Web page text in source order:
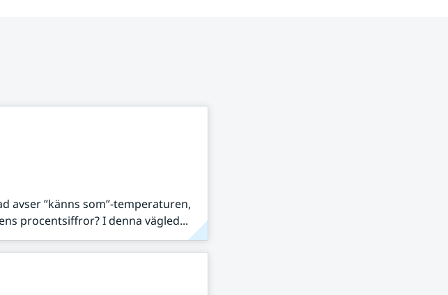
avser ”känns som”-temperaturen,
procentsiffror? I denna vägled...